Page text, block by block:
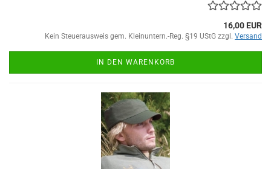
16,00 EUR
Kein Steuerausweis gem. Kleinuntern.-Reg. §19 UStG zzgl. Versand
IN DEN WARENKORB